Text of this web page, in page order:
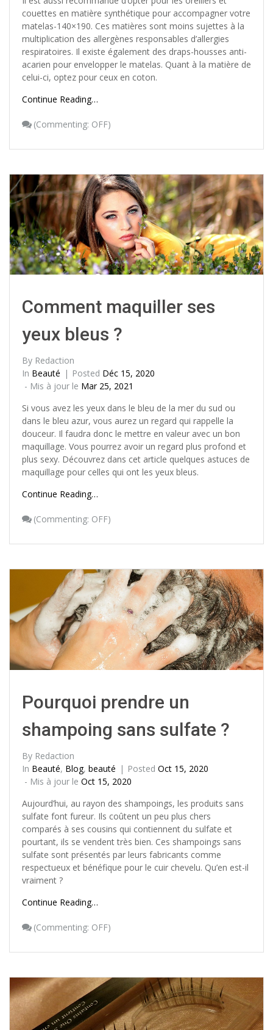
couettes en matière synthétique pour accompagner votre
matelas-140×190. Ces matières sont moins sujettes à la
multiplication des allergènes responsables d’allergies
respiratoires. Il existe également des draps-housses anti-
acarien pour envelopper le matelas. Quant à la matière de
celui-ci, optez pour ceux en coton.
Continue Reading…
(Commenting: OFF)
Comment maquiller ses
yeux bleus ?
By Redaction
In Beauté Posted Déc 15, 2020
- Mis à jour le Mar 25, 2021
Si vous avez les yeux dans le bleu de la mer du sud ou
dans le bleu azur, vous aurez un regard qui rappelle la
douceur. Il faudra donc le mettre en valeur avec un bon
maquillage. Vous pourrez avoir un regard plus profond et
plus sexy. Découvrez dans cet article quelques astuces de
maquillage pour celles qui ont les yeux bleus.
Continue Reading…
(Commenting: OFF)
Pourquoi prendre un
shampoing sans sulfate ?
By Redaction
In Beauté, Blog, beauté Posted Oct 15, 2020
- Mis à jour le Oct 15, 2020
Aujourd’hui, au rayon des shampoings, les produits sans
sulfate font fureur. Ils coûtent un peu plus chers
comparés à ses cousins qui contiennent du sulfate et
pourtant, ils se vendent très bien. Ces shampoings sans
sulfate sont présentés par leurs fabricants comme
respectueux et bénéfique pour le cuir chevelu. Qu’en est-il
vraiment ?
Continue Reading…
(Commenting: OFF)